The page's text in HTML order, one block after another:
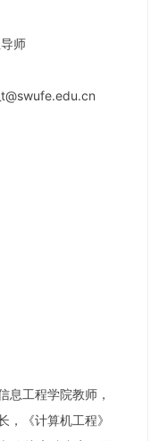
师
息工程学院教师，
，《计算机工程》